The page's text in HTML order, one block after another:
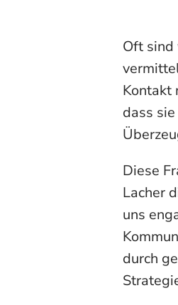
Oft sind
Kontakt
dass
Diese
Lacher
uns
durch